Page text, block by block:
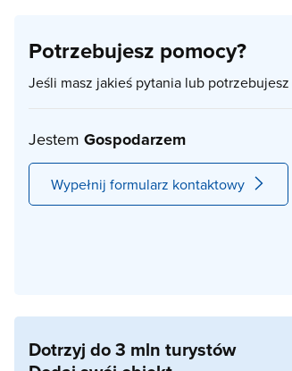
Potrzebujesz pomocy?
Jeśli masz jakieś pytania lub
Jestem Gospodarzem
Wypełnij formularz kontaktowy
Dotrzyj do 3 mln turystów